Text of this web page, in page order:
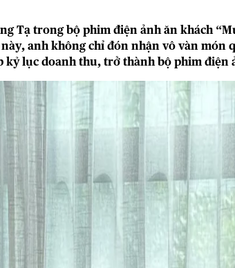
Tạ trong bộ phim điện ảnh ăn khách
anh không chỉ đón nhận vô vàn món
kỷ lục doanh thu, trở thành bộ phim